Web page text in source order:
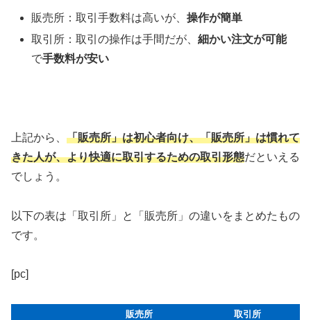
販売所：取引手数料は高いが、操作が簡単
取引所：取引の操作は手間だが、細かい注文が可能
で手数料が安い
上記から、 「販売所」は初心者向け、「販売所」は慣れて
きた人が、より快適に取引するための取引形態だといえる
でしょう。
以下の表は「取引所」と「販売所」の違いをまとめたもの
です。
[pc]
販売所 取引所